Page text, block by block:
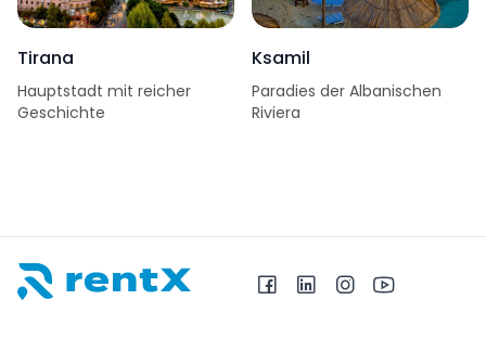
Tirana
Hauptstadt mit reicher
Geschichte
Ksamil
Paradies der Albanischen
Riviera